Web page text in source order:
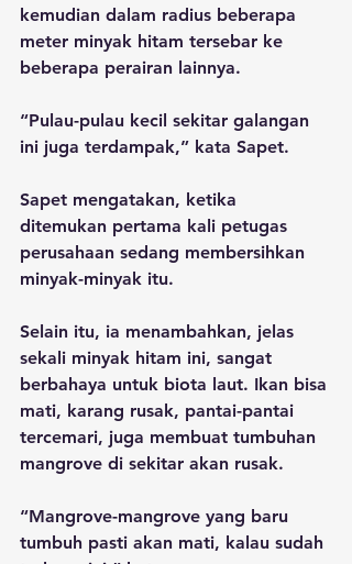
kemudian dalam radius beberapa
meter minyak hitam tersebar ke
beberapa perairan lainnya.
“Pulau-pulau kecil sekitar galangan
ini juga terdampak,” kata Sapet.
Sapet mengatakan, ketika
ditemukan pertama kali petugas
perusahaan sedang membersihkan
minyak-minyak itu.
Selain itu, ia menambahkan, jelas
sekali minyak hitam ini, sangat
berbahaya untuk biota laut. Ikan bisa
mati, karang rusak, pantai-pantai
tercemari, juga membuat tumbuhan
mangrove di sekitar akan rusak.
“Mangrove-mangrove yang baru
tumbuh pasti akan mati, kalau sudah